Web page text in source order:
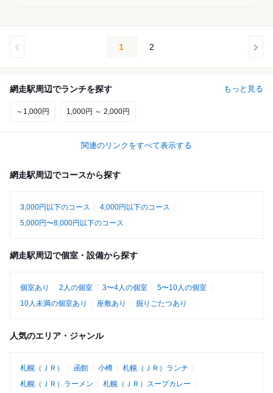
1 2
網走駅周辺でランチを探す もっと見る
～1,000円 1,000円 ～ 2,000円
関連のリンクをすべて表示する
網走駅周辺でコースから探す
3,000円以下のコース
4,000円以下のコース
5,000円〜8,000円以下のコース
網走駅周辺で個室・設備から探す
個室あり 2人の個室 3〜4人の個室
5〜10人の個室
10人未満の個室あり
座敷あり 掘りごたつあり
人気のエリア・ジャンル
札幌（ＪＲ） 函館 小樽
札幌（ＪＲ）ランチ
札幌（ＪＲ）ラーメン
札幌（ＪＲ）スープカレー